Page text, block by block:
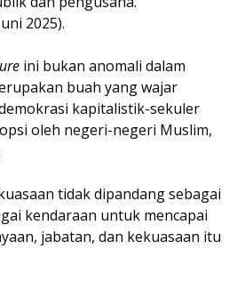
2025).
ini bukan anomali dalam
buah yang wajar
kapitalistik-sekuler
oleh negeri-negeri Muslim,
tidak dipandang sebagai
kendaraan untuk mencapai
jabatan, dan kekuasaan itu